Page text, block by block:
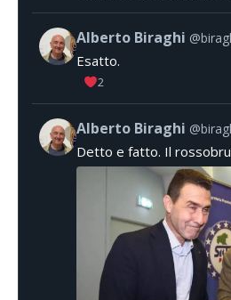
Alberto Biraghi
Esatto.
2
Alberto Biraghi
Detto e fatto. Il